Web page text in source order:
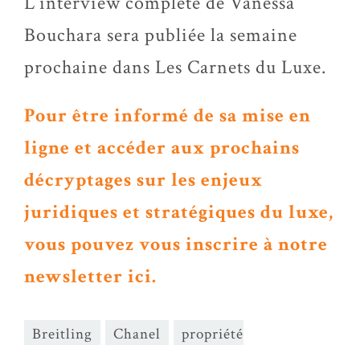
Bouchara sera publiée la semaine
prochaine dans Les Carnets du Luxe.
Pour être informé de sa mise en
ligne et accéder aux prochains
décryptages sur les enjeux
juridiques et stratégiques du luxe,
vous pouvez vous inscrire à notre
newsletter ici.
Breitling Chanel
propriété